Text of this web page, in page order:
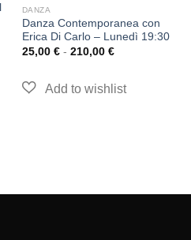
DANZA
Danza Contemporanea con
Erica Di Carlo – Lunedì 19:30
25,00 € - 210,00 €